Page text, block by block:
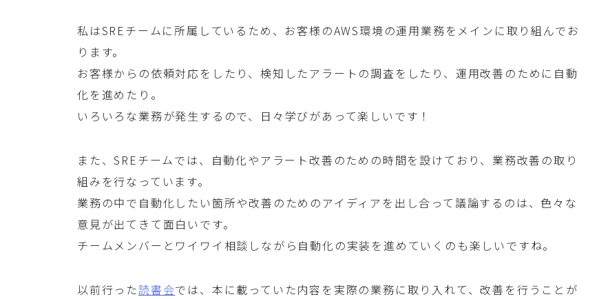
私はSREチームに所属しているため、お客様のAWS環境の運用業務をメインに取り組んでお
ります。
お客様からの依頼対応をしたり、検知したアラートの調査をしたり、運用改善のために自動
化を進めたり。
いろいろな業務が発生するので、日々学びがあって楽しいです！
また、SREチームでは、自動化やアラート改善のための時間を設けており、業務改善の取り
組みを行なっています。
業務の中で自動化したい箇所や改善のためのアイディアを出し合って議論するのは、色々な
意見が出てきて面白いです。
チームメンバーとワイワイ相談しながら自動化の実装を進めていくのも楽しいですね。
以前行った読書会では、本に載っていた内容を実際の業務に取り入れて、改善を行うことが